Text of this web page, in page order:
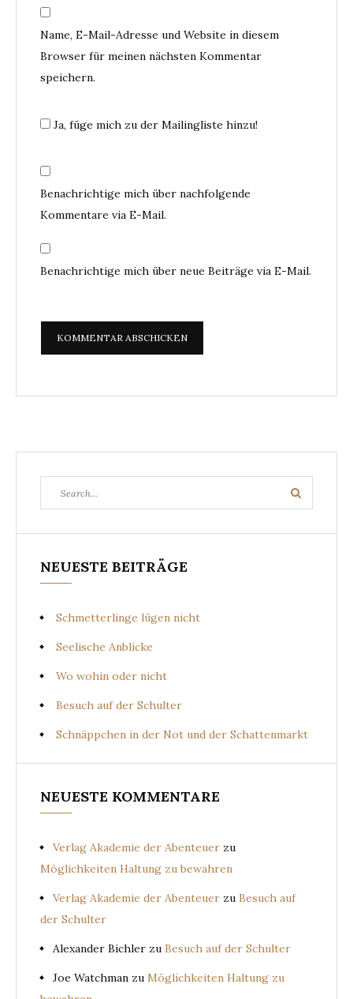
Name, E-Mail-Adresse und Website in diesem
Browser für meinen nächsten Kommentar
speichern.
Ja, füge mich zu der Mailingliste hinzu!
Benachrichtige mich über nachfolgende
Kommentare via E-Mail.
Benachrichtige mich über neue Beiträge via E-Mail.
for:
Search
NEUESTE BEITRÄGE
Schmetterlinge lügen nicht
Seelische Anblicke
Wo wohin oder nicht
Besuch auf der Schulter
Schnäppchen in der Not und der Schattenmarkt
NEUESTE KOMMENTARE
Verlag Akademie der Abenteuer zu
Möglichkeiten Haltung zu bewahren
Verlag Akademie der Abenteuer zu Besuch auf
der Schulter
Alexander Bichler zu Besuch auf der Schulter
Joe Watchman zu Möglichkeiten Haltung zu